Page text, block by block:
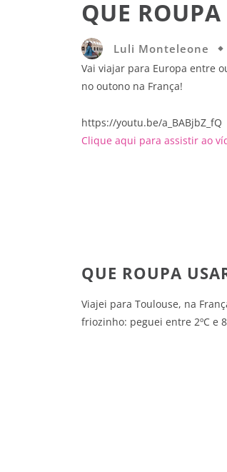
QUE
Luli Monteleone
Vai viajar para Europa entre
no outono na França!
https://youtu.be/a_BABjbZ_fQ
Clique aqui para assistir ao
QUE ROUPA
Viajei para Toulouse, na
friozinho: peguei entre 2ºC e